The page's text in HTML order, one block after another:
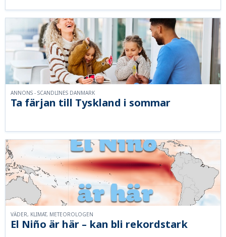
Ta färjan till Tyskland i sommar
ANNONS - SCANDLINES DANMARK
El Niño är här – kan bli rekordstark
VÄDER, KLIMAT, METEOROLOGEN